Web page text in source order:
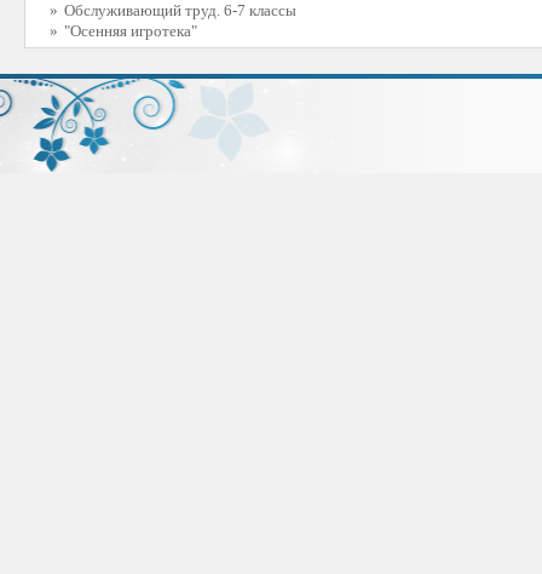
» Обслуживающий труд. 6-7 классы
» "Осенняя игротека"